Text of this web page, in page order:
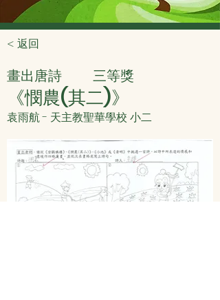
< 返回
畫出唐詩 三等獎
《憫農(其二)》
袁雨航 - 天主教聖華學校 小二